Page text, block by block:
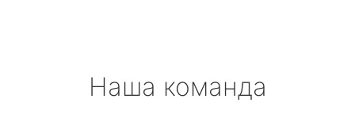
Наша команда